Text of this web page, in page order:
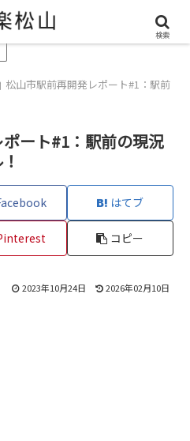
”する地域情報メディア ／
松山市駅前再開発レポート#1：駅前
ート#1：駅前の現況
はてブ
コピー
2023年10月24日 2026年02月10日
検索